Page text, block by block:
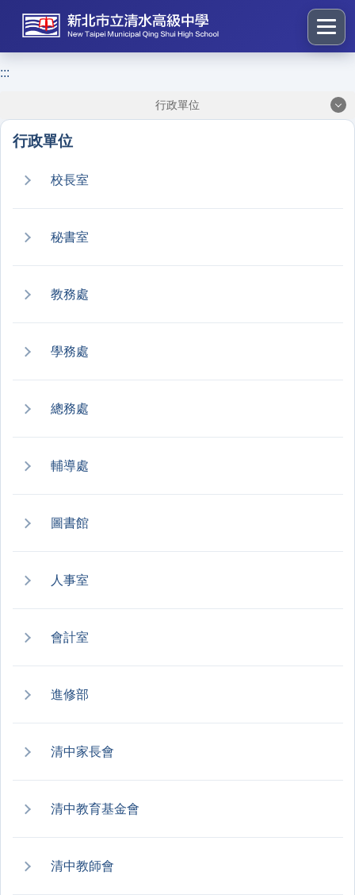
到
塊
:::
行政單位
行政單位
校長室
秘書室
教務處
學務處
總務處
輔導處
圖書館
人事室
會計室
進修部
清中家長會
清中教育基金會
清中教師會